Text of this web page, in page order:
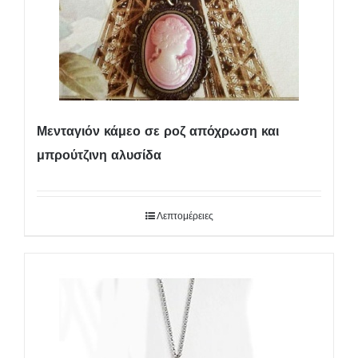
Μενταγιόν κάμεο σε ροζ απόχρωση και
μπρούτζινη αλυσίδα
Λεπτομέρειες